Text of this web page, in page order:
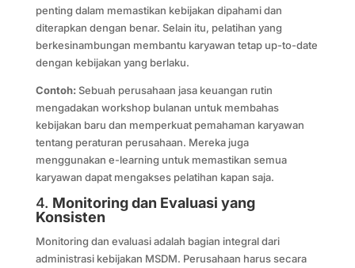
penting dalam memastikan kebijakan dipahami dan
diterapkan dengan benar. Selain itu, pelatihan yang
berkesinambungan membantu karyawan tetap up-to-date
dengan kebijakan yang berlaku.
Contoh: Sebuah perusahaan jasa keuangan rutin
mengadakan workshop bulanan untuk membahas
kebijakan baru dan memperkuat pemahaman karyawan
tentang peraturan perusahaan. Mereka juga
menggunakan e-learning untuk memastikan semua
karyawan dapat mengakses pelatihan kapan saja.
4. Monitoring dan Evaluasi yang
Konsisten
Monitoring dan evaluasi adalah bagian integral dari
administrasi kebijakan MSDM. Perusahaan harus secara